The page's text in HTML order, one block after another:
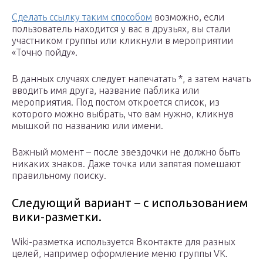
Сделать ссылку таким способом возможно, если
пользователь находится у вас в друзьях, вы стали
участником группы или кликнули в мероприятии
«Точно пойду».
В данных случаях следует напечатать *, а затем начать
вводить имя друга, название паблика или
мероприятия. Под постом откроется список, из
которого можно выбрать, что вам нужно, кликнув
мышкой по названию или имени.
Важный момент – после звездочки не должно быть
никаких знаков. Даже точка или запятая помешают
правильному поиску.
Следующий вариант – с использованием
вики-разметки.
Wiki-разметка используется Вконтакте для разных
целей, например оформление меню группы VK.